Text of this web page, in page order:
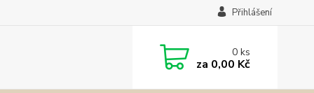
Přihlášení
0ks
za 0,00 Kč